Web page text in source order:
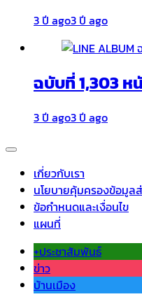
3 ปี ago3 ปี ago
ฉบับที่ 1,303 ห
3 ปี ago3 ปี ago
เกี่ยวกับเรา
นโยบายคุ้มครองข้อมูล
ข้อกำหนดและเงื่อนไข
แผนที่
+ประชาสัมพันธ์
ข่าว
บ้านเมือง